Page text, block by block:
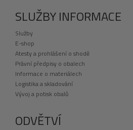
SLUŽBY INFORMACE
Služby
E-shop
Atesty a prohlášení o shodě
Právní předpisy o obalech
Informace o materiálech
Logistika a skladování
Vývoj a potisk obalů
ODVĚTVÍ